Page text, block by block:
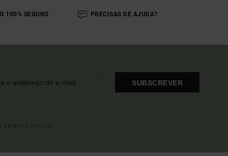
100% SEGURO PRECISAS DE AJUDA?
SUBSCREVER